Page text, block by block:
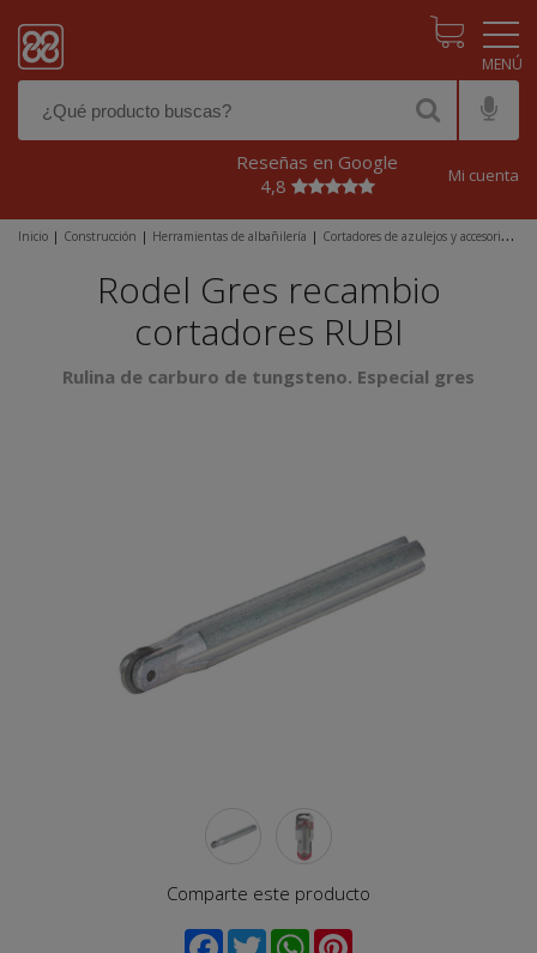
Reseñas en Google
4,8
Mi cuenta
Inicio | Construcción | Herramientas de albañilería | Cortadores de azulejos y accesorios
Comparte este producto
Rodel Gres recambio
cortadores RUBI
Rulina de carburo de tungsteno. Especial gres